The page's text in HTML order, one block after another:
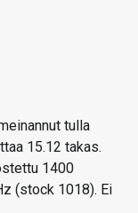
tulla
15.12 takas.
1400
(stock 1018). Ei